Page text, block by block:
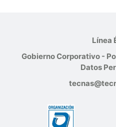
Línea
Gobierno Corporativo -
Datos